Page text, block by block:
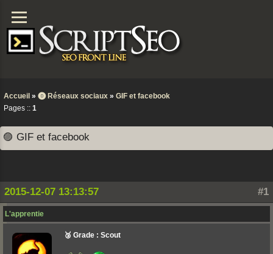
Accueil » ⓿ Réseaux sociaux » GIF et facebook
Pages :: 1
🟣 GIF et facebook
#1
2015-12-07 13:13:57
L'apprentie
🥉 Grade : Scout